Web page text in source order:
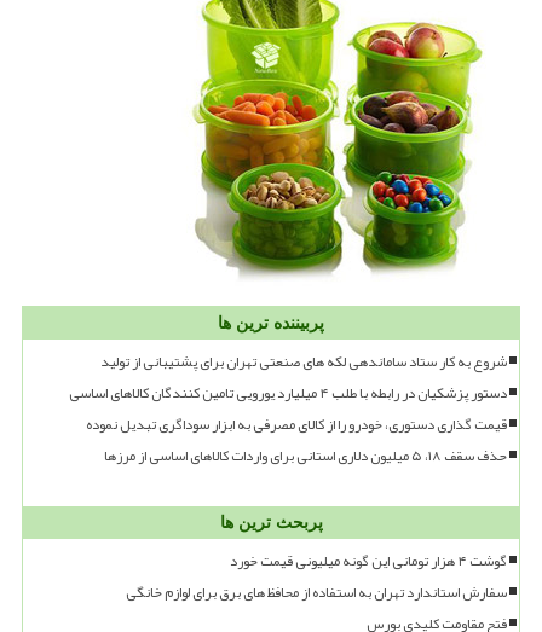
پربیننده ترین ها
شروع به کار ستاد ساماندهی لکه های صنعتی تهران برای پشتیبانی از تولید
دستور پزشکیان در رابطه با طلب ۴ میلیارد یورویی تامین کنندگان کالاهای اساسی
قیمت گذاری دستوری، خودرو را از کالای مصرفی به ابزار سوداگری تبدیل نموده
حذف سقف ۱۸، ۵ میلیون دلاری استانی برای واردات کالاهای اساسی از مرزها
پربحث ترین ها
گوشت ۴ هزار تومانی این گونه میلیونی قیمت خورد
سفارش استاندارد تهران به استفاده از محافظ های برق برای لوازم خانگی
فتح مقاومت کلیدی بورس